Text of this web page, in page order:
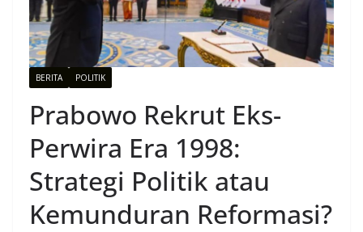
BERITA POLITIK
Prabowo Rekrut Eks-
Perwira Era 1998:
Strategi Politik atau
Kemunduran Reformasi?